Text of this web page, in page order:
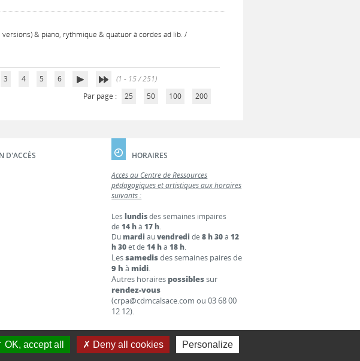
& piano, rythmique & quatuor à cordes ad lib. /
3 4 5 6
(1 - 15 / 251)
Par page :
25 50 100 200
D'ACCÈS
HORAIRES
Accès au Centre de Ressources
pédagogiques et artistiques aux horaires
suivants :
Leslundisdes semaines impaires
de14 hà17 h.
Dumardi auvendredi de8 h 30à12
h 30et de14 hà18 h.
Lessamedisdes semaines paires de
9 h à midi.
Autres horaires possiblessur
rendez-vous
(crpa@cdmcalsace.com ou 03 68 00
12 12).
MENTIONS LÉGALES LIENS CONTACT
OK, accept all Deny all cookies Personalize